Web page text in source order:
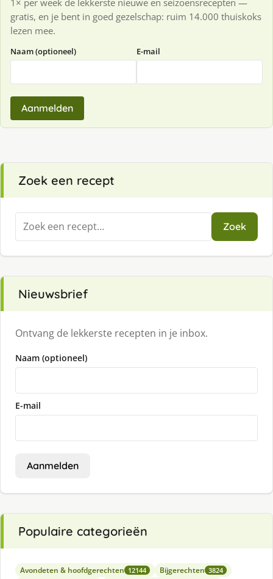
1× per week de lekkerste nieuwe en seizoensrecepten —
gratis, en je bent in goed gezelschap: ruim 14.000 thuiskoks
lezen mee.
Naam (optioneel) E-mail
Aanmelden
Zoek een recept
Zoeken
naar:
Zoek
Nieuwsbrief
Ontvang de lekkerste recepten in je inbox.
Naam (optioneel)
E-mail
Aanmelden
Populaire categorieën
Avondeten & hoofdgerechten 12144 Bijgerechten 3824